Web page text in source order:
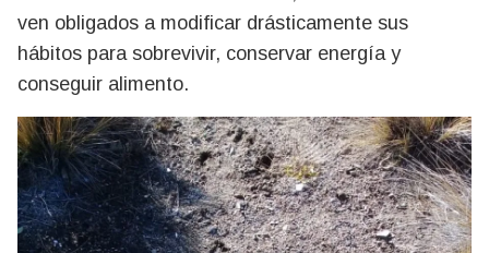
ven obligados a modificar drásticamente sus
hábitos para sobrevivir, conservar energía y
conseguir alimento.